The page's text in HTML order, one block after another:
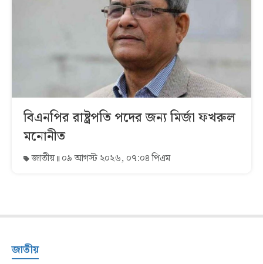
বিএনপির রাষ্ট্রপতি পদের জন্য মির্জা ফখরুল
মনোনীত
জাতীয় ০৯ আগস্ট ২০২৬, ০৭:০৪ পিএম
জাতীয়